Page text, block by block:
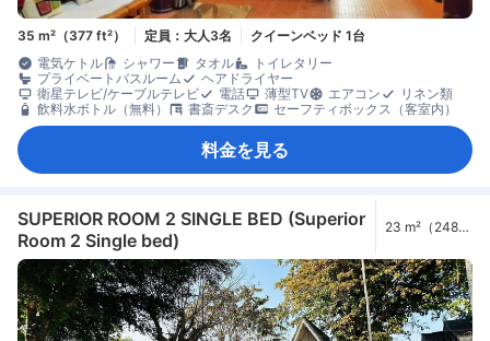
35 m²（377 ft²） 定員：大人3名
クイーンベッド 1台
電気ケトル
シャワー タオル
トイレタリー
プライベートバスルーム
ヘアドライヤー
衛星テレビ/ケーブルテレビ
電話 薄型TV エアコン
リネン類
飲料水ボトル（無料）
書斎デスク セーフティボックス（客室内）
料金を見る
SUPERIOR ROOM 2 SINGLE BED (Superior
Room 2 Single bed)
23 m²（248